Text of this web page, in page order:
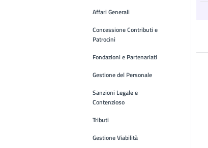
Affari Generali
Concessione Contributi e
Patrocini
Fondazioni e Partenariati
Gestione del Personale
Sanzioni Legale e
Contenzioso
Tributi
Gestione Viabilità